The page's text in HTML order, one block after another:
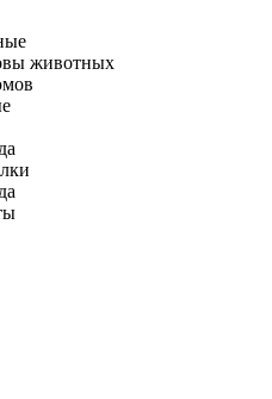
животных